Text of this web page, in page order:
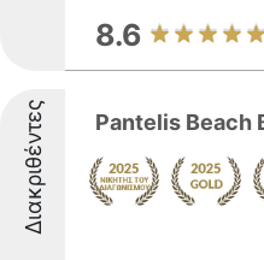
8.6
Διακριθέντες Pantelis Beach